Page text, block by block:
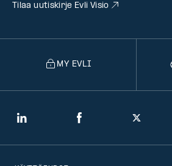
Tilaa uutiskirje Evli Visio
LinkedIn Facebook Twitter
MY EVLI